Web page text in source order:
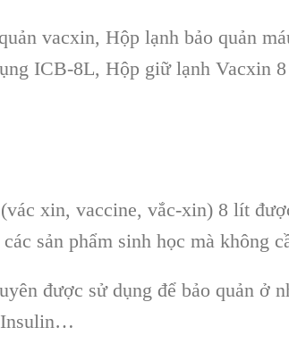
vacxin, Hộp lạnh bảo quản
ICB-8L, Hộp giữ lạnh Vacxin
xin, vaccine, vắc-xin) 8 lít
sản phẩm sinh học mà không
được sử dụng để bảo quản ở
Insulin…